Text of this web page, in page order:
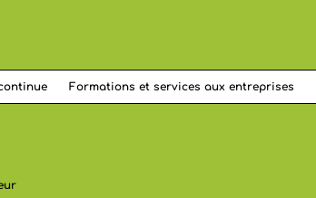
Formations et services aux entreprises